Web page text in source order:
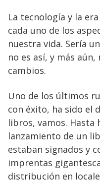
La tecnología y la
cada uno de los
nuestra vida. Sería
no es así, y más
cambios.
Uno de los últimos
con éxito, ha sido el
libros, vamos. Hasta
lanzamiento de un
estaban signados y
imprentas
distribución en